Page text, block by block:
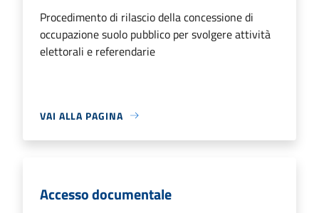
Procedimento di rilascio della concessione di
occupazione suolo pubblico per svolgere attività
elettorali e referendarie
VAI ALLA PAGINA
Accesso documentale